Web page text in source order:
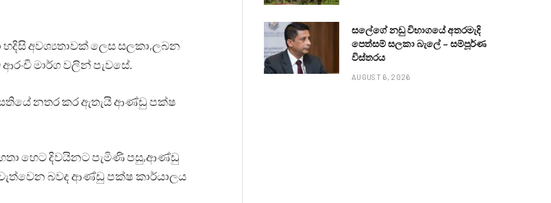
අවශ්‍යතාවක් ලෙස සලකා,ලබන
මාර්ග වලින් පැවසේ.
සතියේ නතර කර ඇතැයි ආණ්ඩු පක්ෂ
හෙට දිවයිනට පැමිණි පසු,ආණ්ඩු
බවද ආණ්ඩු පක්ෂ කාර්යාලය
සලේගේ නඩු විභාගයේ අතරමැදි
පෙත්සම් සලකා බැලේ – සම්පූර්ණ
විස්තරය
AUGUST 6, 2026